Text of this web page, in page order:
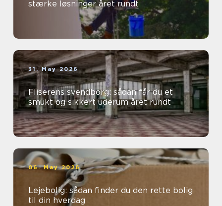
stærke løsninger året rundt
31. May 2026
Fliserens svendborg: sådan får du et
smukt og sikkert uderum året rundt
06. May 2026
Lejebolig: sådan finder du den rette bolig
til din hverdag